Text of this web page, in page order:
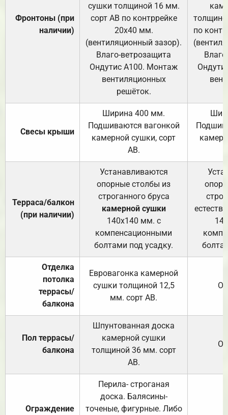
Фронтоны (при
наличии)
сушки толщиной 16 мм.
сорт АВ по контррейке
20х40 мм.
(вентиляционный зазор).
Влаго-ветрозащита
Ондутис А100. Монтаж
вентиляционных
решёток.
по
Свесы крыши
Ширина 400 мм.
Подшиваются вагонкой
камерной сушки, сорт
АВ.
Терраса/балкон
(при наличии)
Устанавливаются
опорные столбы из
строганного бруса
камерной сушки
140х140 мм. с
компенсационными
болтами под усадку.
Отделка
потолка
террасы/
балкона
Евровагонка камерной
сушки толщиной 12,5
мм. сорт АВ.
Пол террасы/
балкона
Шпунтованная доска
камерной сушки
толщиной 36 мм. сорт
АВ.
Ограждение
Перила- строганая
доска. Балясины-
точеные, фигурные. Либо